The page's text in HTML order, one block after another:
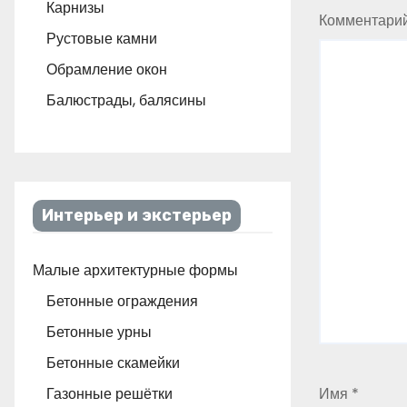
Карнизы
Рустовые камни
Обрамление окон
Балюстрады, балясины
Интерьер и экстерьер
Малые архитектурные формы
Бетонные ограждения
Бетонные урны
Бетонные скамейки
Газонные решётки
Имя *